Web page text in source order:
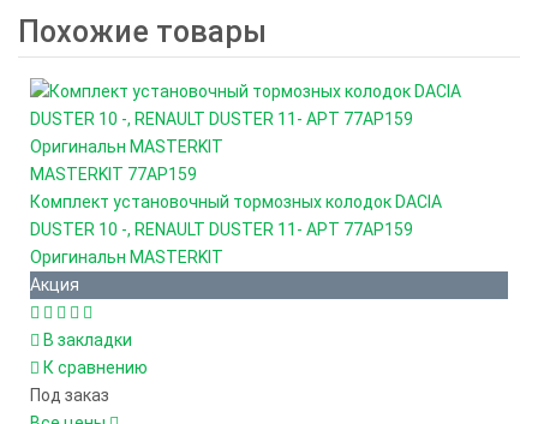
Похожие товары
MASTERKIT 77AP159
Комплект установочный тормозных колодок DACIA
DUSTER 10 -, RENAULT DUSTER 11- АРТ 77AP159
Оригинальн MASTERKIT
Акция
В закладки
К сравнению
Под заказ